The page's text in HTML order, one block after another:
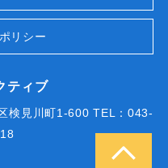
リシー
ティブ
検見川町1-600 TEL：043-